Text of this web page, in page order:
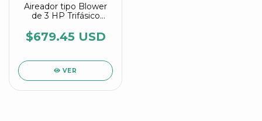
Aireador tipo Blower
de 3 HP Trifásico
Agrair
$679.45 USD
VER